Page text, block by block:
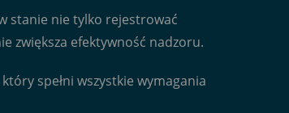
stanie nie tylko rejestrować
zwiększa efektywność nadzoru.
spełni wszystkie wymagania